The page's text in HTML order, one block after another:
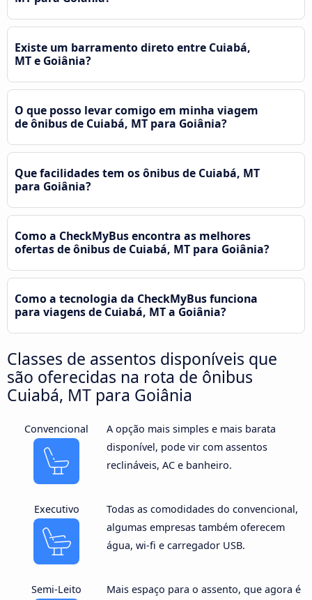
Existe um barramento direto entre Cuiabá,
MT e Goiânia?
O que posso levar comigo em minha viagem
de ônibus de Cuiabá, MT para Goiânia?
Que facilidades tem os ônibus de Cuiabá, MT
para Goiânia?
Como a CheckMyBus encontra as melhores
ofertas de ônibus de Cuiabá, MT para Goiânia?
Como a tecnologia da CheckMyBus funciona
para viagens de Cuiabá, MT a Goiânia?
Classes de assentos disponíveis que
são oferecidas na rota de ônibus
Cuiabá, MT para Goiânia
Convencional
A opção mais simples e mais barata
disponível, pode vir com assentos
reclináveis, AC e banheiro.
Executivo
Todas as comodidades do convencional,
algumas empresas também oferecem
água, wi-fi e carregador USB.
Semi-Leito Mais espaço para o assento, que agora é